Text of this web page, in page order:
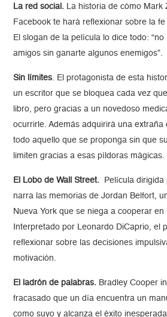
La red social. La historia de cómo Mark
Facebook te hará reflexionar sobre la
El slogan de la película lo dice todo:
amigos sin ganarte algunos enemigos”.
Sin límites. El protagonista de esta
un escritor que se bloquea cada vez
libro, pero gracias a un novedoso
ocurrirle. Además adquirirá una extraña
todo aquello que se proponga sin que
limiten gracias a esas píldoras mágicas.
El Lobo de Wall Street.
Película
narra las memorias de Jordan Belfort,
Nueva York que se niega a cooperar
Interpretado por Leonardo DiCaprio, el
reflexionar sobre las decisiones
motivación.
El ladrón de palabras. Bradley Cooper
fracasado que un día encuentra un
como suyo y alcanza el éxito